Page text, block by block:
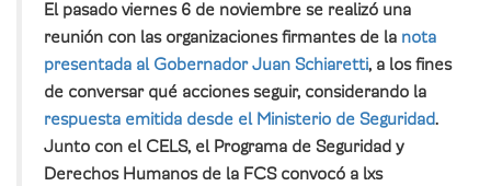
El pasado viernes 6 de noviembre se realizó una
reunión con las organizaciones firmantes de la nota
presentada al Gobernador Juan Schiaretti, a los fines
de conversar qué acciones seguir, considerando la
respuesta emitida desde el Ministerio de Seguridad.
Junto con el CELS, el Programa de Seguridad y
Derechos Humanos de la FCS convocó a lxs